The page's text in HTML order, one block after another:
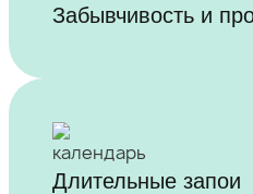
Забывчивость и
Длительные запои